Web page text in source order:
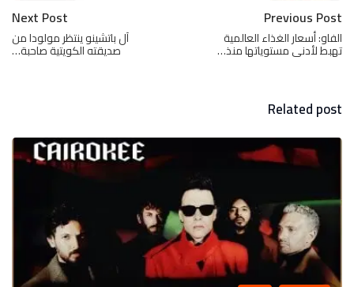
Previous Post
الفاو: أسعار الغذاء العالمية
تهبط لأدنى مستوياتها منذ…
Next Post
آل باتشينو ينتظر مولودا من
صديقته الكويتية صاحبة…
Related post